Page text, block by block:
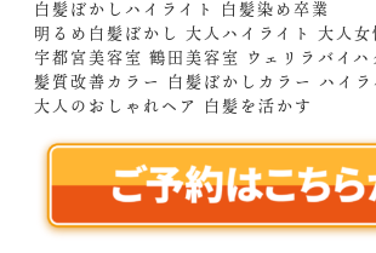
白髪ぼかしハイライト 白髪染め卒業
明るめ白髪ぼかし 大人ハイライト 大人女
宇都宮美容室 鶴田美容室 ウェリラバイハ
髪質改善カラー 白髪ぼかしカラー ハイラ
大人のおしゃれヘア 白髪を活かす